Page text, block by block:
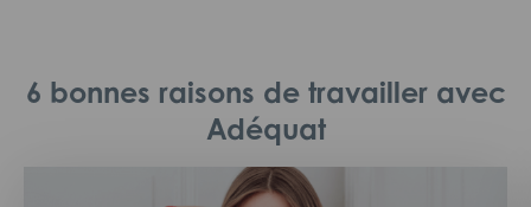
6 bonnes raisons de travailler avec
Adéquat